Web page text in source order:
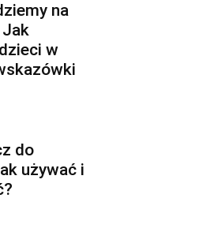
na
Jak
w
do
używać i